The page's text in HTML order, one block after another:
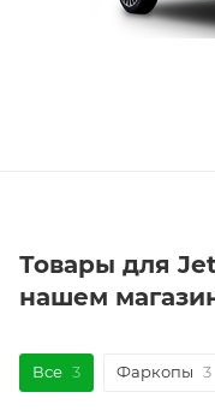
Товары для
нашем
Все 3 Фаркопы 3